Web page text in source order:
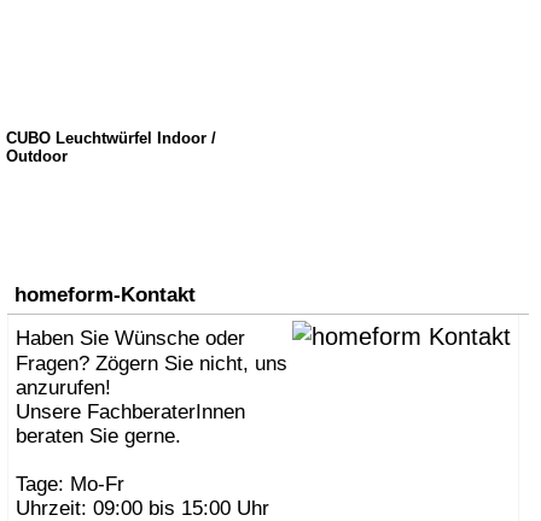
CUBO Leuchtwürfel Indoor /
Outdoor
homeform-Kontakt
Haben Sie Wünsche oder
Fragen? Zögern Sie nicht, uns
anzurufen!
Unsere FachberaterInnen
beraten Sie gerne.
Tage: Mo-Fr
Uhrzeit: 09:00 bis 15:00 Uhr